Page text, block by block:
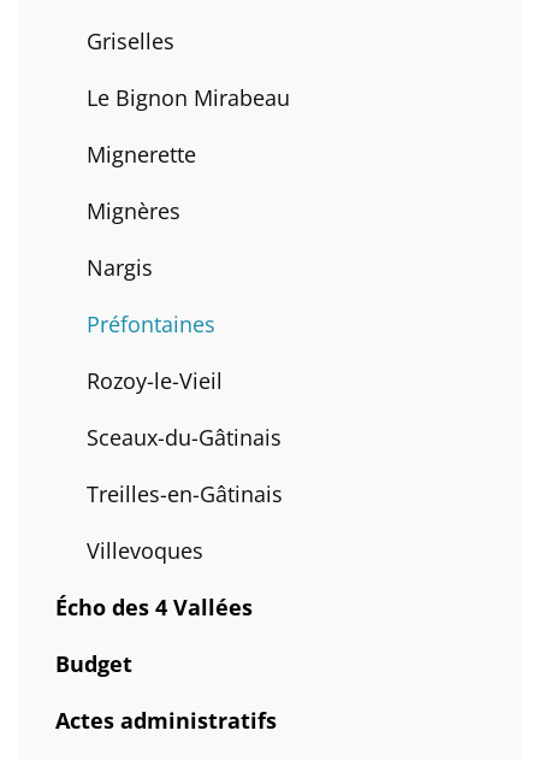
Griselles
Le Bignon Mirabeau
Mignerette
Mignères
Nargis
Préfontaines
Rozoy-le-Vieil
Sceaux-du-Gâtinais
Treilles-en-Gâtinais
Villevoques
Écho des 4 Vallées
Budget
Actes administratifs